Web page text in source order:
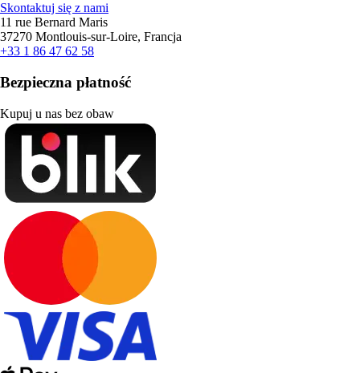
Skontaktuj się z nami
11 rue Bernard Maris
37270 Montlouis-sur-Loire, Francja
+33 1 86 47 62 58
Bezpieczna płatność
Kupuj u nas bez obaw